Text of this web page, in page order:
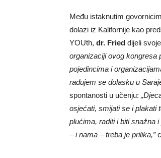
Među istaknutim
dolazi iz Kalifornije kao
YOUth, dr. Fried dijeli
organizaciji ovog kongresa
pojedincima i
radujem se dolasku u
spontanosti u učenju:
osjećati, smijati se i plakati
plućima, raditi i biti snažna
– i nama – treba je prilika,”